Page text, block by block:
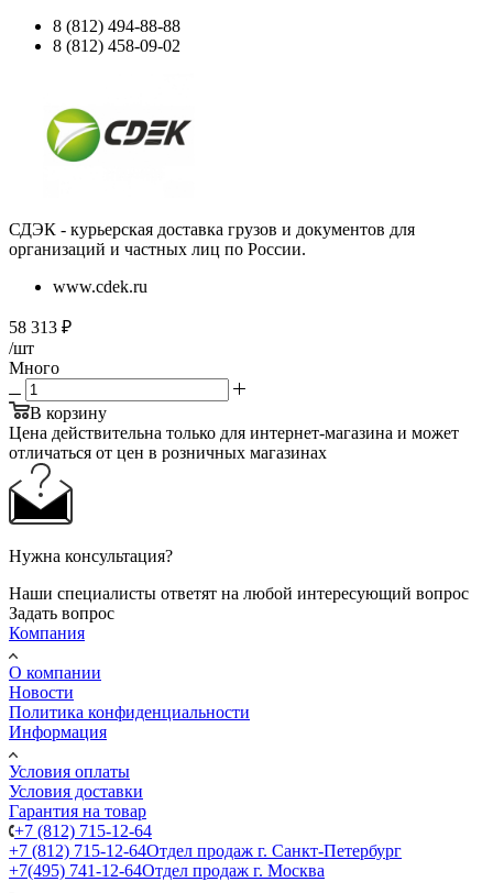
8 (812) 494-88-88
8 (812) 458-09-02
СДЭК - курьерская доставка грузов и документов для
организаций и частных лиц по России.
www.cdek.ru
58 313 ₽
/шт
Много
В корзину
Цена действительна только для интернет-магазина и может
отличаться от цен в розничных магазинах
Нужна консультация?
Наши специалисты ответят на любой интересующий вопрос
Задать вопрос
Компания
О компании
Новости
Политика конфиденциальности
Информация
Условия оплаты
Условия доставки
Гарантия на товар
+7 (812) 715-12-64
+7 (812) 715-12-64Отдел продаж г. Санкт-Петербург
+7(495) 741-12-64Отдел продаж г. Москва